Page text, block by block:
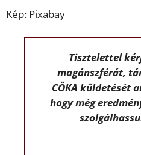
Kép: Pixabay
Tisztelettel
magánszférát,
CÖKA küldetését
hogy még